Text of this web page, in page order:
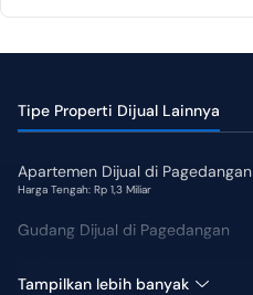
Tipe Properti Dijual Lainnya
Apartemen Dijual di Pagedangan
Harga Tengah: Rp 1,3 Miliar
Gudang Dijual di Pagedangan
Tampilkan lebih banyak